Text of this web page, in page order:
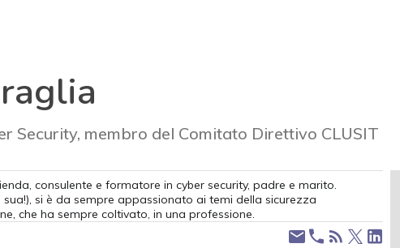
Security, membro del Comitato Direttivo CLUSIT
consulente e formatore in cyber security, padre e marito.
si è da sempre appassionato ai temi della sicurezza
che ha sempre coltivato, in una professione.